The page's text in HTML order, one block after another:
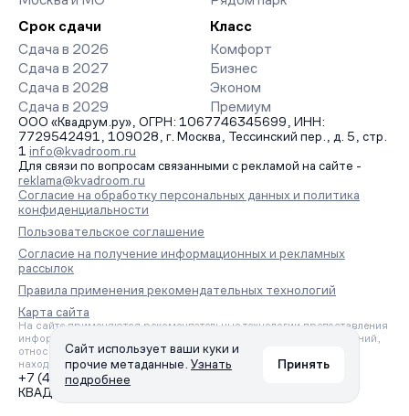
Срок сдачи
Сдача в 2026
Сдача в 2027
Сдача в 2028
Сдача в 2029
Класс
Комфорт
Бизнес
Эконом
Премиум
ООО «Квадрум.ру», ОГРН: 1067746345699, ИНН:
7729542491, 109028, г. Москва, Тессинский пер., д. 5, стр.
1 info@kvadroom.ru
Для связи по вопросам связанными с рекламой на сайте -
reklama@kvadroom.ru
Согласие на обработку персональных данных и политика
конфиденциальности
Пользовательское соглашение
Согласие на получение информационных и рекламных
рассылок
Правила применения рекомендательных технологий
Карта сайта
На сайте применяются рекомендательные технологии предоставления
информации на основе сбора, систематизации и анализа сведений,
относящихся к предпочтениям пользователей сети «Интернет»,
находящихся на территории Российской Федерации.
+7 (495) 157-88-80
КВАДРУМ © 2006 – 2026. Все права защищены.
Сайт использует ваши куки и
прочие метаданные. Узнать
подробнее
Принять